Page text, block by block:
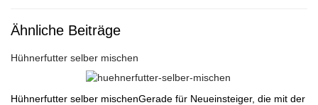
Ähnliche Beiträge
Hühnerfutter selber mischen
Hühnerfutter selber mischenGerade für Neueinsteiger, die mit der